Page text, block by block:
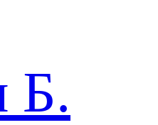
Б.